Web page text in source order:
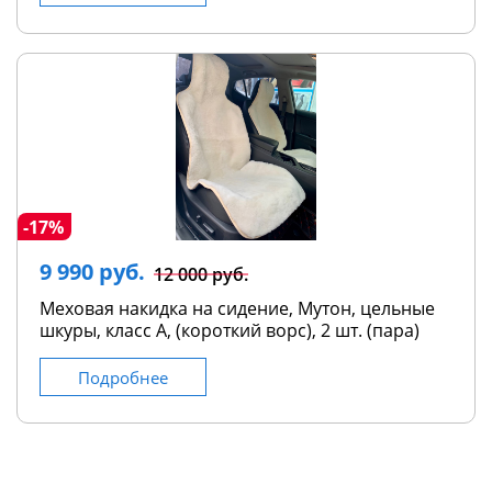
-17%
9 990 руб. 12 000 руб.
Меховая накидка на сидение, Мутон, цельные
шкуры, класс А, (короткий ворс), 2 шт. (пара)
Подробнее